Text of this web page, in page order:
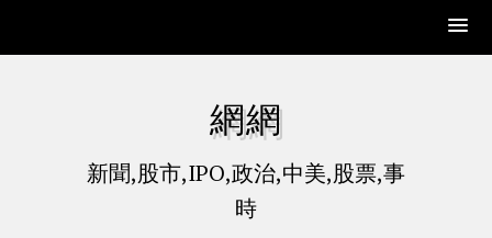
網網
新聞,股市,IPO,政治,中美,股票,事
時